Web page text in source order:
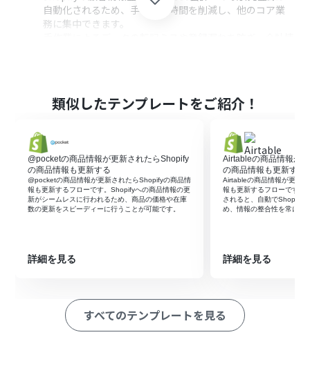
自動化されるため、手作業の時間を削減し、他のコア業
務に集中できます。
次に、トリガーでShopifyを選択し、「顧客情報が作成さ
い顧客情報が登録された際にフローが起動するようにし
ます。
次に、オペレーションでAI機能を選択し、「テキストから
データを抽出する」アクションを設定し、Shopifyから取
得した顧客情報の中からfreee会計の取引先登録に必要な
情報を抽出します。
最後に、オペレーションでfreee会計を選択し、「取引先
※「トリガー」：フロー起動のきっかけとなるアクション、「オ
■このワークフローのカスタムポイント
AI機能への指示内容は任意で設定可能です。Shopifyから
類似したテンプレートをご紹介！
@pocketの商品情報が更新されたらShopify
の商品情報も更新する
@pocketの商品情報が更新されたらShopifyの商品情
報も更新するフローです。Shopifyへの商品情報の更
新がシームレスに行われるため、商品の価格や在庫
数の更新をスピーディーに行うことが可能です。
詳細を見る
Airtableの商品情報が
の商品情報も更新する
Airtableの商品情報が更新
報も更新するフローです。
されると、自動でShopify
め、情報の整合性を常に保
詳細を見る
すべてのテンプレートを見る